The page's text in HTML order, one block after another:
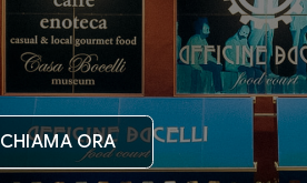
CHIAMA ORA